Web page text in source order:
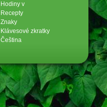
Hodiny v
Recepty
Znaky
Klávesové zkratky
Čeština